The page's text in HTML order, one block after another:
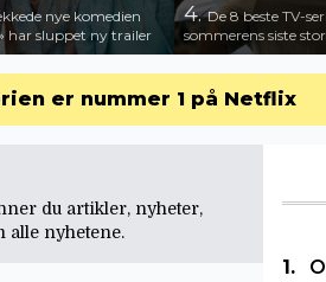
nye komedien
har sluppet ny trailer
4.De 8 beste TV-
sommerens siste
er nummer 1 på Netflix
du artikler, nyheter,
alle nyhetene.